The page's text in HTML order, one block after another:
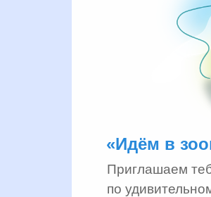
«Идём в
Приглашаем
по